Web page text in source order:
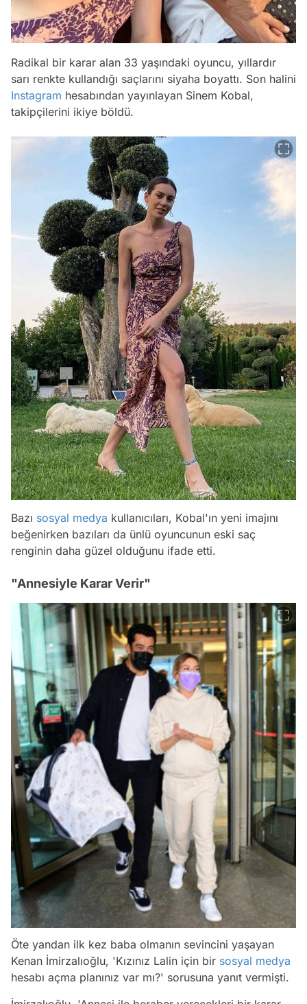
Radikal bir karar alan 33 yaşındaki oyuncu, yıllardır
sarı renkte kullandığı saçlarını siyaha boyattı. Son halini
Instagram hesabından yayınlayan Sinem Kobal,
takipçilerini ikiye böldü.
Bazı sosyal medya kullanıcıları, Kobal'ın yeni imajını
beğenirken bazıları da ünlü oyuncunun eski saç
renginin daha güzel olduğunu ifade etti.
"Annesiyle Karar Verir"
Öte yandan ilk kez baba olmanın sevincini yaşayan
Kenan İmirzalıoğlu, 'Kızınız Lalin için bir sosyal medya
hesabı açma planınız var mı?' sorusuna yanıt vermişti.